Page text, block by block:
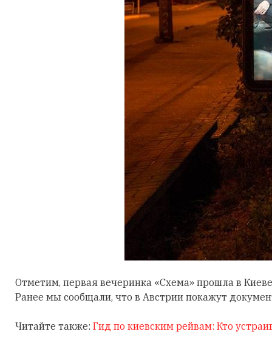
Отметим, первая вечеринка «Схема» прошла в
Ранее мы сообщали, что в Австрии покажут
Читайте также: Гид по киевским рейвам: Кто